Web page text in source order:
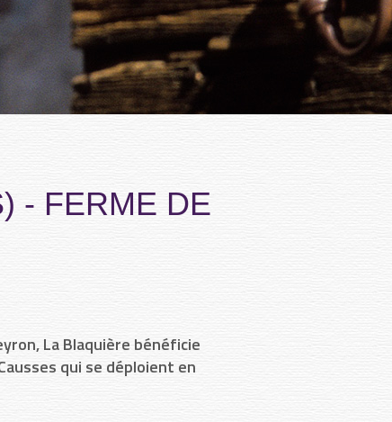
- FERME DE
La Blaquière bénéficie
qui se déploient en